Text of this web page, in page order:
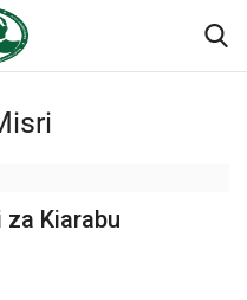
Kiarabu